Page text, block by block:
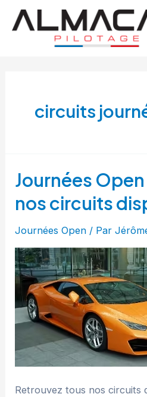
Aller
circuits
Journées
nos circuits
Journées Open / Par
Retrouvez tous nos circuits